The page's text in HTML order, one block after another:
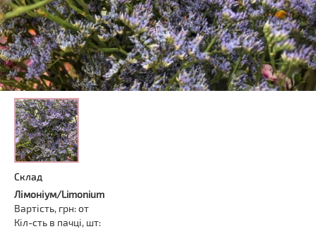
Склад
Лімоніум/Limonium
Вартість, грн: от
Кіл-сть в пачці, шт: